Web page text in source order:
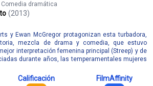
Comedia dramática
(2013)
y Ewan McGregor protagonizan esta turbadora,
mezcla de drama y comedia, que estuvo
interpretación femenina principal (Streep) y de
durante años, las temperamentales mujeres
Calificación FilmAffinity